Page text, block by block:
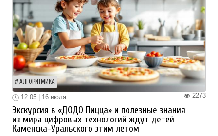
АЛГОРИТМИКА
2273
12:05 | 16 июля
Экскурсия в «ДОДО Пицца» и полезные знания
из мира цифровых технологий ждут детей
Каменска-Уральского этим летом